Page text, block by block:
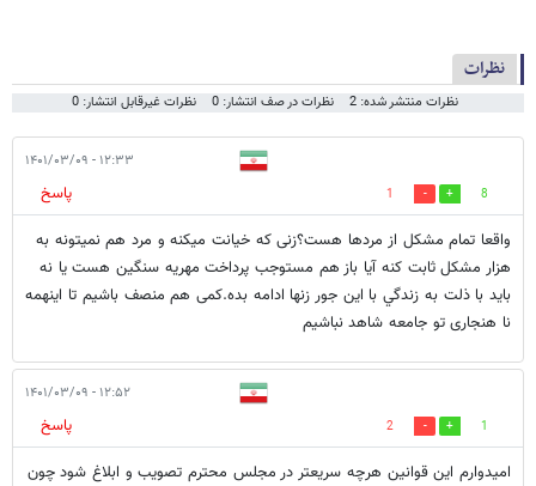
نظرات
نظرات منتشر شده: 2 نظرات در صف انتشار: 0 نظرات غیرقابل انتشار: 0
۱۲:۳۳ - ۱۴۰۱/۰۳/۰۹
8
1
پاسخ
واقعا تمام مشکل از مردها هست؟زنی که خیانت میکنه و مرد هم نمیتونه به
هزار مشکل ثابت کنه آیا باز هم مستوجب پرداخت مهریه سنگین هست یا نه
باید با ذلت به زندگي با این جور زنها ادامه بده.کمی هم منصف باشیم تا اینهمه
نا هنجاری تو جامعه شاهد نباشیم
۱۲:۵۲ - ۱۴۰۱/۰۳/۰۹
1
2
پاسخ
امیدوارم این قوانین هرچه سریعتر در مجلس محترم تصویب و ابلاغ شود چون